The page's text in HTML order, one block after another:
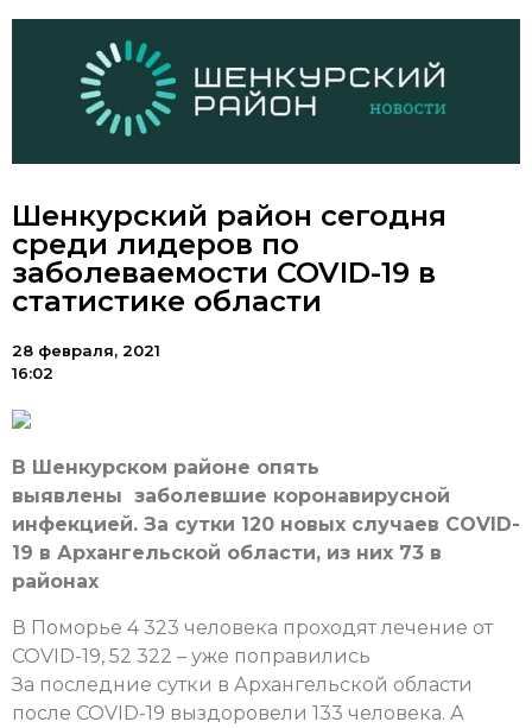
Шенкурский район сегодня
среди лидеров по
заболеваемости COVID-19 в
статистике области
28 февраля, 2021
16:02
В Шенкурском районе опять
выявлены заболевшие коронавирусной
инфекцией. За сутки 120 новых случаев COVID-
19 в Архангельской области, из них 73 в
районах
В Поморье 4 323 человека проходят лечение от
COVID-19, 52 322 – уже поправились
За последние сутки в Архангельской области
после COVID-19 выздоровели 133 человека. А